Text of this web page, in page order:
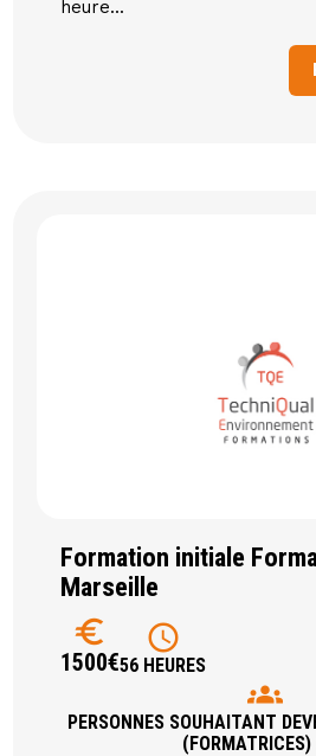
heure...
Formation initiale
Marseille
euro
1500€
schedule
56 HEURES
groups
PERSONNES SOUHAITANT